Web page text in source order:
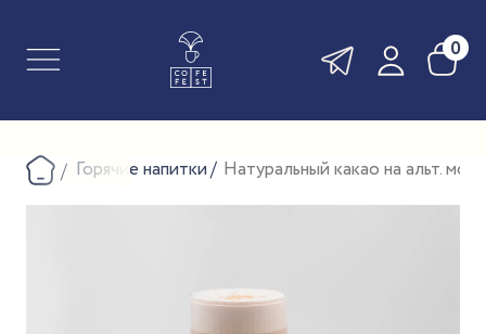
0
Горячие напитки Натуральный какао на альт.